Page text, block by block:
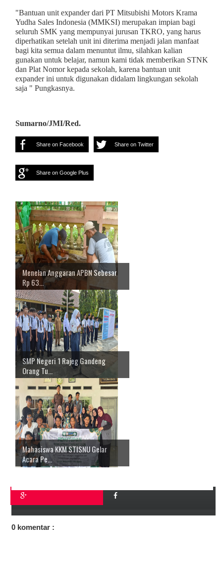
"Bantuan unit expander dari PT Mitsubishi Motors Krama
Yudha Sales Indonesia (MMKSI) merupakan impian bagi
seluruh SMK yang mempunyai jurusan TKRO, yang harus
diperhatikan setelah unit ini diterima menjadi jalan manfaat
bagi kita semua dalam menuntut ilmu, silahkan kalian
gunakan untuk belajar, namun kami tidak memberikan STNK
dan Plat Nomor kepada sekolah, karena bantuan unit
expander ini untuk digunakan didalam lingkungan sekolah
saja " Pungkasnya.
Sumarno/JMI/Red.
Share on Facebook Share on Twitter
Share on Google Plus
Menelan Anggaran APBN Sebesar
Rp 63...
SMP Negeri 1 Rajeg Gandeng
Orang Tu...
Mahasiswa KKM STISNU Gelar
Acara Pe...
0 komentar :